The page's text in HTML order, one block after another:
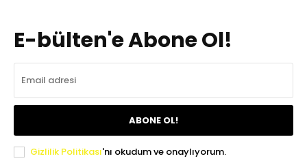
E-bülten'e Abone Ol!
ABONE OL!
Gizlilik Politikası'nı okudum ve onaylıyorum.